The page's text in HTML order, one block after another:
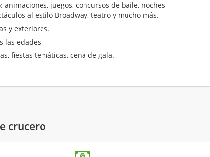
animaciones, juegos, concursos de baile, noches
al estilo Broadway, teatro y mucho más.
y exteriores.
las edades.
fiestas temáticas, cena de gala.
crucero